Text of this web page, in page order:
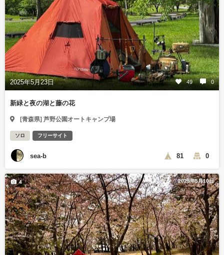
2025年5月23日 49 0
新緑と夜の湖と藤の花
[青森県] 芦野公園オートキャンプ場
ソロ フリーサイト
sea-b 81 0
2025年5月10日
4